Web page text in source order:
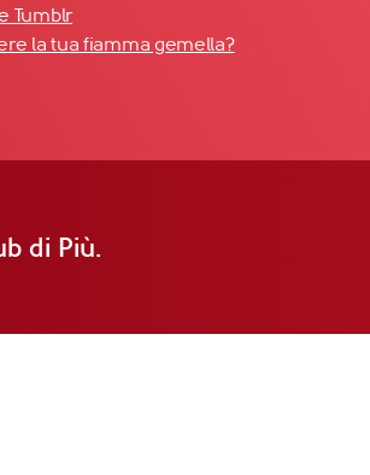
Tumblr
la tua fiamma gemella?
di Più.